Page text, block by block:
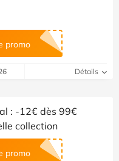
promo
Détails
: -12€ dès 99€
collection
promo